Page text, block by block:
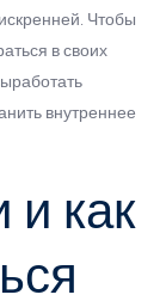
Чтобы
в своих
внутреннее
как